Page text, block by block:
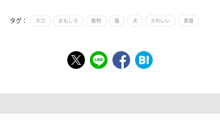
タグ： ネコ おもしろ 動物 猫 犬 かわいい 黒猫